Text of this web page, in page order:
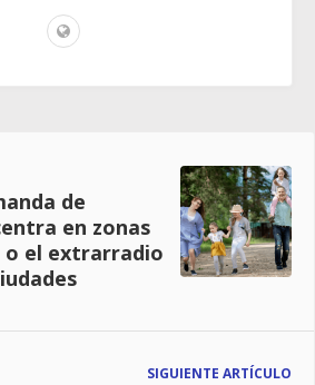
de
en zonas
o el extrarradio
SIGUIENTE ARTÍCULO